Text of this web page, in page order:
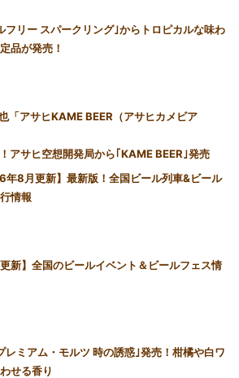
フリー スパークリング｣からトロピカルな味わ
品が発売！
アサヒ空想開発局から｢KAME BEER｣発売
年8月更新】最新版！全国ビール列車&ビール
情報
更新】全国のビールイベント＆ビールフェス情
レミアム・モルツ 時の誘惑｣発売！柑橘や白ワ
せる香り